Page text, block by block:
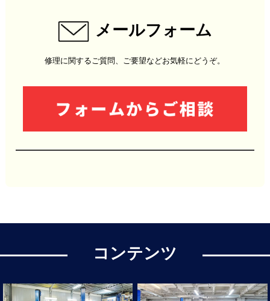
メールフォーム
修理に関するご質問、ご要望などお気軽にどうぞ。
コンテンツ